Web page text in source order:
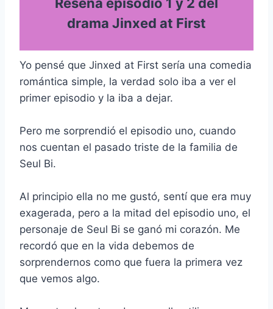
drama Jinxed at First
Yo pensé que Jinxed at First sería una comedia
romántica simple, la verdad solo iba a ver el
primer episodio y la iba a dejar.
Pero me sorprendió el episodio uno, cuando
nos cuentan el pasado triste de la familia de
Seul Bi.
Al principio ella no me gustó, sentí que era muy
exagerada, pero a la mitad del episodio uno, el
personaje de Seul Bi se ganó mi corazón. Me
recordó que en la vida debemos de
sorprendernos como que fuera la primera vez
que vemos algo.